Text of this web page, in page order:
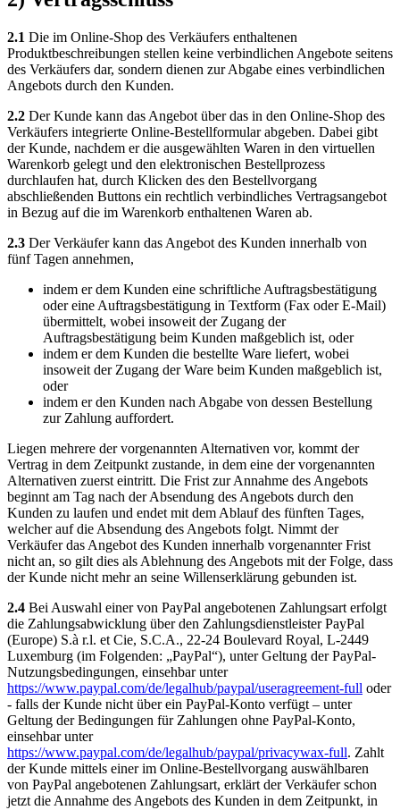
2.1 Die im Online-Shop des Verkäufers enthaltenen
Produktbeschreibungen stellen keine verbindlichen Angebote seitens
des Verkäufers dar, sondern dienen zur Abgabe eines verbindlichen
Angebots durch den Kunden.
2.2 Der Kunde kann das Angebot über das in den Online-Shop des
Verkäufers integrierte Online-Bestellformular abgeben. Dabei gibt
der Kunde, nachdem er die ausgewählten Waren in den virtuellen
Warenkorb gelegt und den elektronischen Bestellprozess
durchlaufen hat, durch Klicken des den Bestellvorgang
abschließenden Buttons ein rechtlich verbindliches Vertragsangebot
in Bezug auf die im Warenkorb enthaltenen Waren ab.
2.3 Der Verkäufer kann das Angebot des Kunden innerhalb von
fünf Tagen annehmen,
indem er dem Kunden eine schriftliche Auftragsbestätigung
oder eine Auftragsbestätigung in Textform (Fax oder E-Mail)
übermittelt, wobei insoweit der Zugang der
Auftragsbestätigung beim Kunden maßgeblich ist, oder
indem er dem Kunden die bestellte Ware liefert, wobei
insoweit der Zugang der Ware beim Kunden maßgeblich ist,
oder
indem er den Kunden nach Abgabe von dessen Bestellung
zur Zahlung auffordert.
Liegen mehrere der vorgenannten Alternativen vor, kommt der
Vertrag in dem Zeitpunkt zustande, in dem eine der vorgenannten
Alternativen zuerst eintritt. Die Frist zur Annahme des Angebots
beginnt am Tag nach der Absendung des Angebots durch den
Kunden zu laufen und endet mit dem Ablauf des fünften Tages,
welcher auf die Absendung des Angebots folgt. Nimmt der
Verkäufer das Angebot des Kunden innerhalb vorgenannter Frist
nicht an, so gilt dies als Ablehnung des Angebots mit der Folge, dass
der Kunde nicht mehr an seine Willenserklärung gebunden ist.
2.4 Bei Auswahl einer von PayPal angebotenen Zahlungsart erfolgt
die Zahlungsabwicklung über den Zahlungsdienstleister PayPal
(Europe) S.à r.l. et Cie, S.C.A., 22-24 Boulevard Royal, L-2449
Luxemburg (im Folgenden: „PayPal“), unter Geltung der PayPal-
Nutzungsbedingungen, einsehbar unter
https://www.paypal.com/de/legalhub/paypal/useragreement-full oder
- falls der Kunde nicht über ein PayPal-Konto verfügt – unter
Geltung der Bedingungen für Zahlungen ohne PayPal-Konto,
einsehbar unter
https://www.paypal.com/de/legalhub/paypal/privacywax-full. Zahlt
der Kunde mittels einer im Online-Bestellvorgang auswählbaren
von PayPal angebotenen Zahlungsart, erklärt der Verkäufer schon
jetzt die Annahme des Angebots des Kunden in dem Zeitpunkt, in